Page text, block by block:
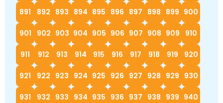
891 892 893 894 895 896 897 898 899 900
901 902 903 904 905 906 907 908 909 910
911 912 913 914 915 916 917 918 919 920
921 922 923 924 925 926 927 928 929 930
931 932 933 934 935 936 937 938 939 940